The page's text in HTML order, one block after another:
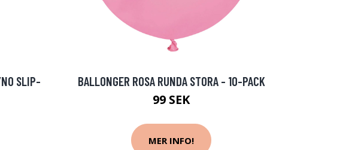
SLIP-
BALLONGER ROSA RUNDA STORA - 10-PACK
99 SEK
MER INFO!